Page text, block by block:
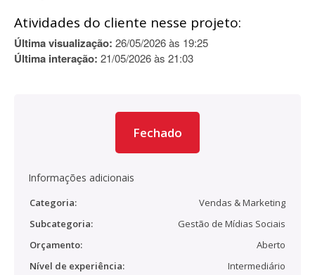
Atividades do cliente nesse projeto:
Última visualização: 26/05/2026 às 19:25
Última interação: 21/05/2026 às 21:03
Fechado
Informações adicionais
Categoria:
Vendas & Marketing
Subcategoria:
Gestão de Mídias Sociais
Orçamento:
Aberto
Nível de experiência:
Intermediário